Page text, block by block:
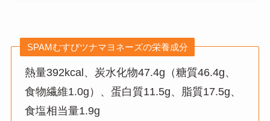
SPAMむすびツナマヨネーズの栄養成分
熱量392kcal、炭水化物47.4g（糖質46.4g、
食物繊維1.0g）、蛋白質11.5g、脂質17.5g、
食塩相当量1.9g